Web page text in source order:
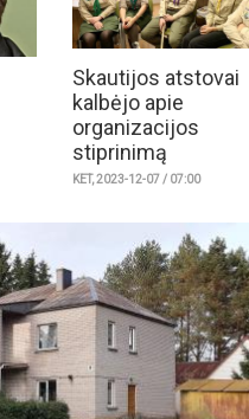
Skautijos atstovai
kalbėjo apie
organizacijos
stiprinimą
KET, 2023-12-07 / 07:00